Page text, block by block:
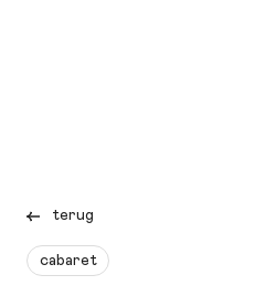
terug
cabaret